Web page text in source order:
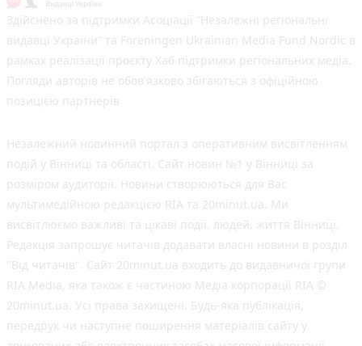
Здійснено за підтримки Асоціації “Незалежні регіональні
видавці України” та Foreningen Ukrainian Media Fund Nordic в
рамках реалізації проєкту Хаб підтримки регіональних медіа.
Погляди авторів не обов'язково збігаються з офіційною
позицією партнерів
Незалежний новинний портал з оперативним висвітленням
подій у Вінниці та області. Сайт новин №1 у Вінниці за
розміром аудиторії. Новини створюються для Вас
мультимедійною редакцією RIA та 20minut.ua. Ми
висвітлюємо важливі та цікаві події, людей, життя Вінниці.
Редакція запрошує читачів додавати власні новини в розділ
"Від читачів". Сайт 20minut.ua входить до видавничої групи
RIA Media, яка також є частиною Медіа корпорації RIA ©
20minut.ua. Усі права захищені. Будь-яка публiкацiя,
передрук чи наступне поширення матеріалів сайту у